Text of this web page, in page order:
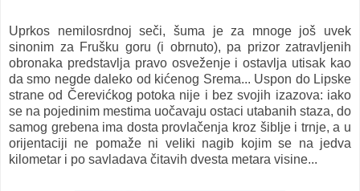
Uprkos nemilosrdnoj seči, šuma je za mnoge još uvek
sinonim za Frušku goru (i obrnuto), pa prizor zatravljenih
obronaka predstavlja pravo osveženje i ostavlja utisak kao
da smo negde daleko od kićenog Srema... Uspon do Lipske
strane od Čerevićkog potoka nije i bez svojih izazova: iako
se na pojedinim mestima uočavaju ostaci utabanih staza, do
samog grebena ima dosta provlačenja kroz šiblje i trnje, a u
orijentaciji ne pomaže ni veliki nagib kojim se na jedva
kilometar i po savladava čitavih dvesta metara visine...